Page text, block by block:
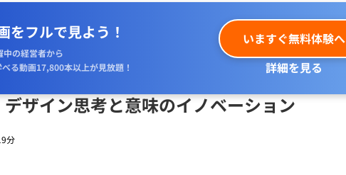
をフルで見よう！
の経営者から
る動画17,800本以上が見放題！
いますぐ無料体験へ
詳細を見る
ザイン思考と意味のイノベーション
分